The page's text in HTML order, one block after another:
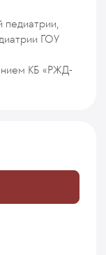
педиатрии,
ГОУ
КБ «РЖД-